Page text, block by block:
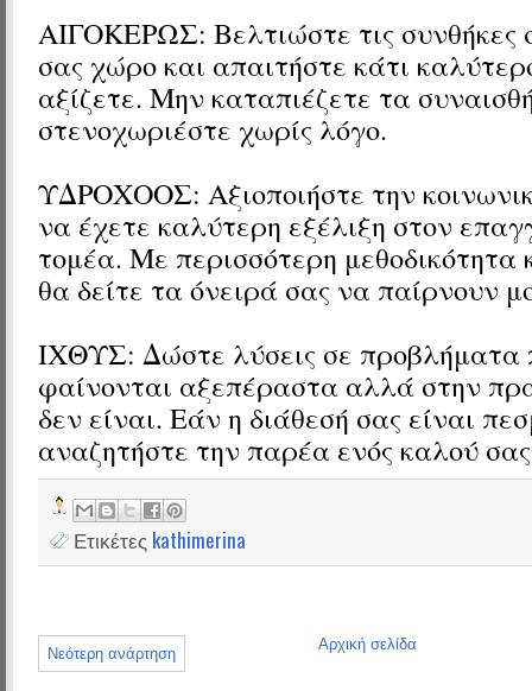
ΑΙΓΟΚΕΡΩΣ: Βελτιώστε τις συνθήκες
σας χώρο και απαιτήστε κάτι
αξίζετε. Μην καταπιέζετε τα
στενοχωριέστε χωρίς λόγο.
ΥΔΡΟΧΟΟΣ: Αξιοποιήστε την
να έχετε καλύτερη εξέλιξη στον
τομέα. Με περισσότερη μεθοδικότητα
θα δείτε τα όνειρά σας να παίρνουν
ΙΧΘΥΣ: Δώστε λύσεις σε προβλήματα
φαίνονται αξεπέραστα αλλά στην
δεν είναι. Εάν η διάθεσή σας είναι
αναζητήστε την παρέα ενός καλού
Ετικέτες kathimerina
Νεότερη ανάρτηση
Αρχική σελίδα